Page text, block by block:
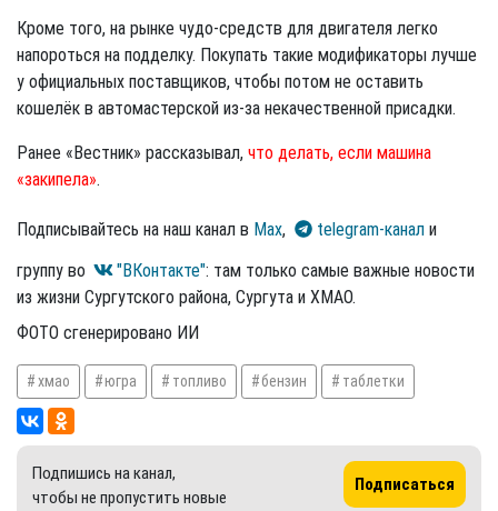
Кроме того, на рынке чудо-средств для двигателя легко
напороться на подделку. Покупать такие модификаторы лучше
у официальных поставщиков, чтобы потом не оставить
кошелёк в автомастерской из-за некачественной присадки.
Ранее «Вестник» рассказывал, что делать, если машина
«закипела».
Подписывайтесь на наш канал в Max, telegram-канал и
группу во
"ВКонтакте": там только самые важные новости
из жизни Сургутского района, Сургута и ХМАО.
ФОТО сгенерировано ИИ
хмао югра топливо бензин таблетки
Подпишись на канал,
чтобы не пропустить новые
Подписаться